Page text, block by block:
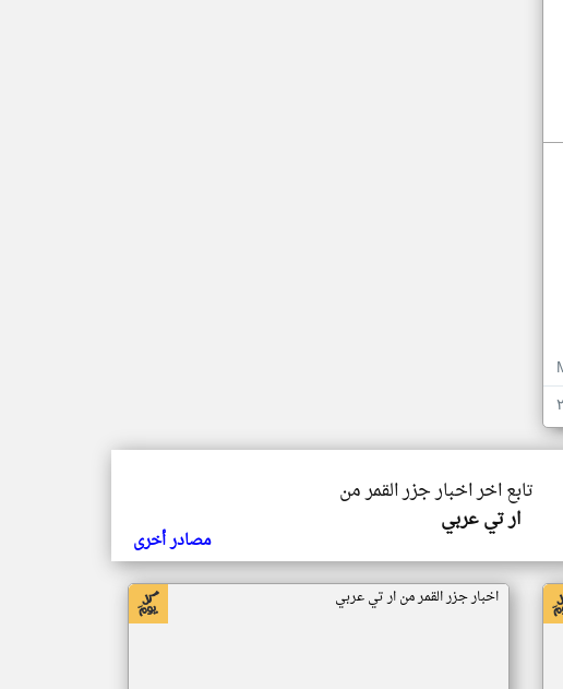
تابع اخر اخبار جزر القمر من
ار تي عربي
مصادر أخرى
اخبار جزر القمر من ار تي عربي